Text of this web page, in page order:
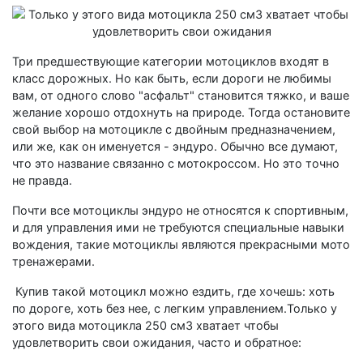
Три предшествующие категории мотоциклов входят в
класс дорожных. Но как быть, если дороги не любимы
вам, от одного слово "асфальт" становится тяжко, и ваше
желание хорошо отдохнуть на природе. Тогда остановите
свой выбор на мотоцикле с двойным предназначением,
или же, как он именуется - эндуро. Обычно все думают,
что это название связанно с мотокроссом. Но это точно
не правда.
Почти все мотоциклы эндуро не относятся к спортивным,
и для управления ими не требуются специальные навыки
вождения, такие мотоциклы являются прекрасными мото
тренажерами.
Купив такой мотоцикл можно ездить, где хочешь: хоть
по дороге, хоть без нее, с легким управлением.Только у
этого вида мотоцикла 250 см3 хватает чтобы
удовлетворить свои ожидания, часто и обратное: